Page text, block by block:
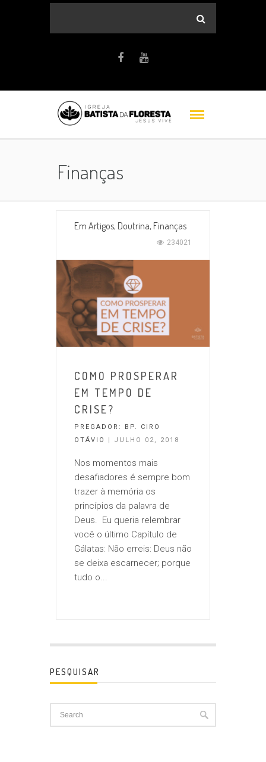
Finanças
Em Artigos, Doutrina, Finanças
234021
COMO PROSPERAR
EM TEMPO DE
CRISE?
PREGADOR:
BP. CIRO
OTÁVIO
| JULHO 02, 2018
Nos momentos mais
desafiadores é sempre bom
trazer à memória os
princípios da palavra de
Deus. Eu queria relembrar
você o último Capítulo de
Gálatas: Não erreis: Deus não
se deixa escarnecer; porque
tudo o...
PESQUISAR